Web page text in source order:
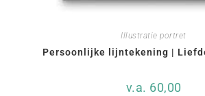
Illustratie portret
Persoonlijke lijntekening |
v.a. 60,00